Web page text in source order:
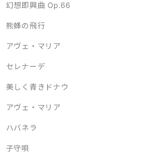
幻想即興曲 Op.66
熊蜂の飛行
アヴェ・マリア
セレナーデ
美しく青きドナウ
アヴェ・マリア
ハバネラ
子守唄